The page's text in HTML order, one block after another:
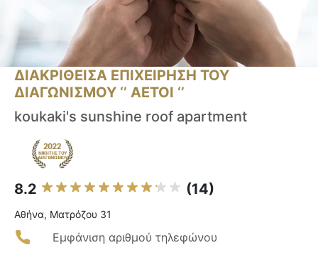
ΔΙΑΚΡΙΘΕΙΣΑ ΕΠΙΧΕΙΡΗΣΗ ΤΟΥ
ΔΙΑΓΩΝΙΣΜΟΥ ‘’ ΑΕΤΟΙ ‘’
koukaki's sunshine roof apartment
8.2 (14)
Αθήνα, Ματρόζου 31
Εμφάνιση αριθμού τηλεφώνου